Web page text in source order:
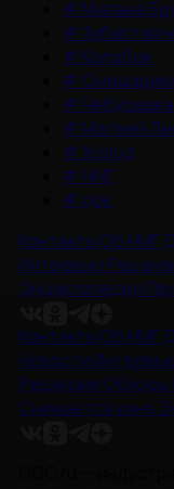
# Милана
#Зубастая
# Колобок
#
#
# Матвей
#Холод
# НМГ
# док
Контакты Об НМГ
Интервью
Энциклопедия
Контакты Об НМГ
Новости
Рецензии Обзоры
Снимается кино